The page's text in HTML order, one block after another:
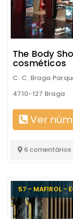
The Body
cosméticos
C. C. Braga
4710-127 Braga
Ver
6 comentários
57 - MAFIROL -